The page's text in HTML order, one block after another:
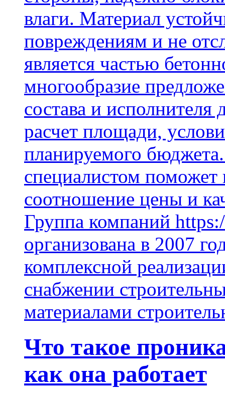
влаги. Материал
повреждениям и не
является частью
многообразие
состава и
расчет площади,
планируемого
специалистом поможет
соотношение цены и
Группа компаний
организована в 2007
комплексной
снабжении
материалами
Что такое
как она работает